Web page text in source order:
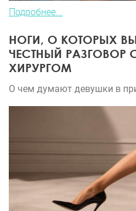
Подробнее...
НОГИ, О КОТОРЫХ
ЧЕСТНЫЙ РАЗГОВОР
ХИРУРГОМ
О чем думают девушки в